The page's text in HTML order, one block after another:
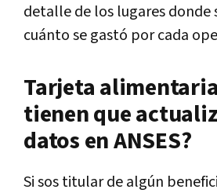
detalle de los lugares donde
cuánto se gastó por cada
Tarjeta
tienen que
datos en ANSES?
Si sos titular de algún